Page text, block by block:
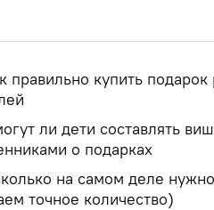
правильно купить
ли дети составлять
о подарках
на самом деле
точное количество)